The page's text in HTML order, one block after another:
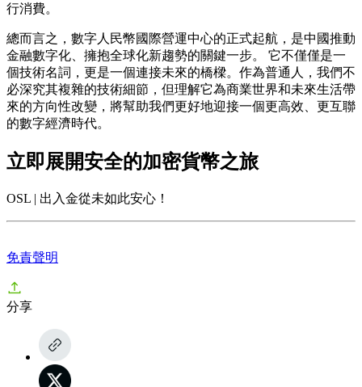
行消費。
總而言之，數字人民幣國際營運中心的正式起航，是中國推動
金融數字化、擁抱全球化新趨勢的關鍵一步。 它不僅僅是一
個技術名詞，更是一個連接未來的橋樑。作為普通人，我們不
必深究其複雜的技術細節，但理解它為商業世界和未來生活帶
來的方向性改變，將幫助我們更好地迎接一個更高效、更互聯
的數字經濟時代。
立即展開安全的加密貨幣之旅
OSL | 出入金從未如此安心！
免責聲明
分享